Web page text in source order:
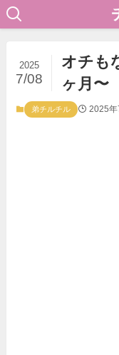
オチも
ヶ月〜
2025
7/08
弟チルチル 2025年